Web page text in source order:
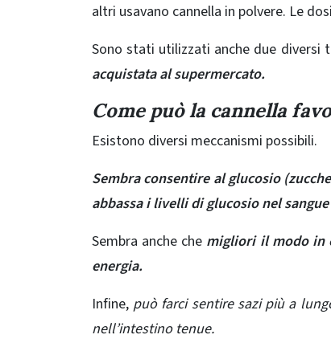
altri usavano cannella in polvere. Le
Sono stati utilizzati anche due diversi
acquistata al supermercato.
Come può la cannella
Esistono diversi meccanismi possibili.
Sembra consentire al glucosio
abbassa i livelli di glucosio nel
Sembra anche che migliori il modo in
energia.
Infine, può farci sentire sazi più a
nell’intestino tenue.